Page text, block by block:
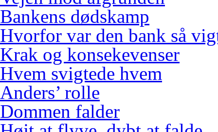
Bankens dødskamp
Hvorfor var den bank så
Krak og konsekevenser
Hvem svigtede hvem
Anders’ rolle
Dommen falder